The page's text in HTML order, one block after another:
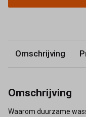
Omschrijving
Omschrijving
Waarom duurzame